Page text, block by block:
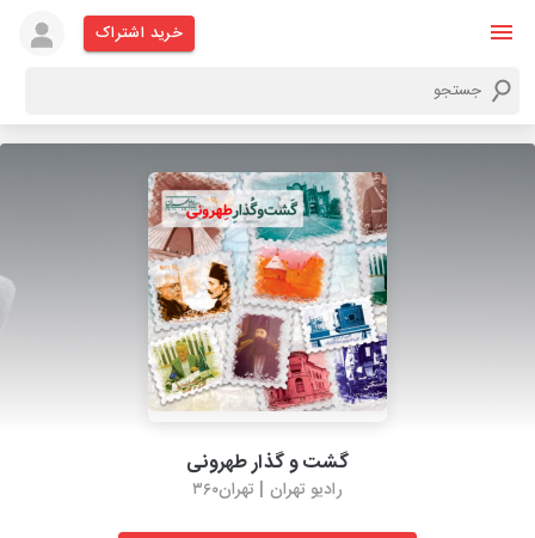
خرید اشتراک
گشت و گذار طهرونی
رادیو تهران | تهران۳۶۰